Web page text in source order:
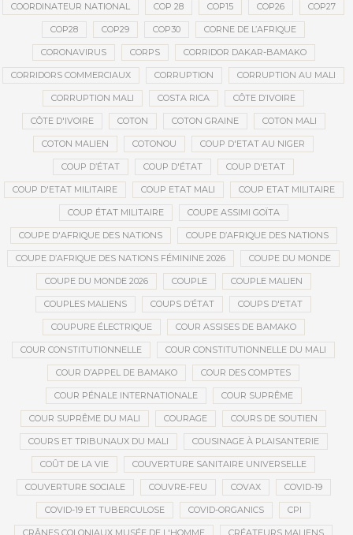
COORDINATEUR NATIONAL COP 28 COP15 COP26 COP27
COP28 COP29 COP30 CORNE DE L’AFRIQUE
CORONAVIRUS CORPS CORRIDOR DAKAR-BAMAKO
CORRIDORS COMMERCIAUX CORRUPTION CORRUPTION AU MALI
CORRUPTION MALI COSTA RICA CÔTE D’IVOIRE
CÔTE D'IVOIRE COTON COTON GRAINE COTON MALI
COTON MALIEN COTONOU COUP D'ETAT AU NIGER
COUP D’ÉTAT COUP D'ÉTAT COUP D'ETAT
COUP D'ETAT MILITAIRE COUP ETAT MALI COUP ETAT MILITAIRE
COUP ÉTAT MILITAIRE COUPE ASSIMI GOÏTA
COUPE D'AFRIQUE DES NATIONS COUPE D’AFRIQUE DES NATIONS
COUPE D’AFRIQUE DES NATIONS FÉMININE 2026 COUPE DU MONDE
COUPE DU MONDE 2026 COUPLE COUPLE MALIEN
COUPLES MALIENS COUPS D’ÉTAT COUPS D'ETAT
COUPURE ÉLECTRIQUE COUR ASSISES DE BAMAKO
COUR CONSTITUTIONNELLE COUR CONSTITUTIONNELLE DU MALI
COUR D’APPEL DE BAMAKO COUR DES COMPTES
COUR PÉNALE INTERNATIONALE COUR SUPRÊME
COUR SUPRÊME DU MALI COURAGE COURS DE SOUTIEN
COURS ET TRIBUNAUX DU MALI COUSINAGE À PLAISANTERIE
COÛT DE LA VIE COUVERTURE SANITAIRE UNIVERSELLE
COUVERTURE SOCIALE COUVRE-FEU COVAX COVID-19
COVID-19 ET TUBERCULOSE COVID-ORGANICS CPI
CRÂNES COLONIAUX MUSÉE DE L'HOMME CRÉATEURS MALIENS